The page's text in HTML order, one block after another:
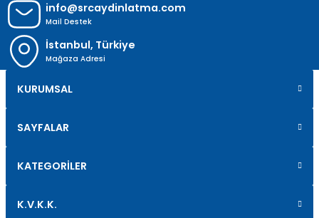
info@srcaydinlatma.com
Mail Destek
İstanbul, Türkiye
Mağaza Adresi
KURUMSAL
SAYFALAR
KATEGORİLER
K.V.K.K.